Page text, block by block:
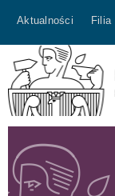
Aktualności Filia